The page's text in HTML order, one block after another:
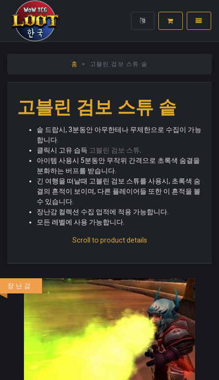
USER LOGIN
홈 고블린 검보 스튜 솥
고블린 검보 스튜 솥
솥 드랍시, 3분동안 아무한테나 무제한으로 수집이 가능
합니다.
클릭시 고유 습득 고블린 검보 스튜
아이템 사용시 5분동안 무작위 간격으로 초록색 숨결을
분화하는 버프를 받습니다.
긴 여행을 떠날때 고블린 검보 스튜를 사용시, 초록색 숨
결의 흔적이 보이며, 다른 플레이어들 또한 이 흔적을 볼
수 있습니다.
장난감 컬렉션 수집 업적에 적용 가능합니다.
모든 레벨에 사용 가능합니다.
Scroll to product details
장난감